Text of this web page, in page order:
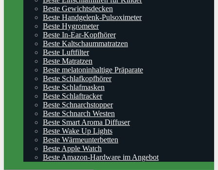
Beste Gewichtsdecken
Beste Handgelenk-Pulsoximeter
Beste Hygrometer
Beste In-Ear-Kopfhörer
Beste Kaltschaummatratzen
Beste Luftfilter
Beste Matratzen
Beste melatoninhaltige Präparate
Beste Schlafkopfhörer
Beste Schlafmasken
Beste Schlaftracker
Beste Schnarchstopper
Beste Schnarch Westen
Beste Smart Aroma Diffuser
Beste Wake Up Lights
Beste Wärmeunterbetten
Beste Apple Watch
Beste Amazon-Hardware im Angebot